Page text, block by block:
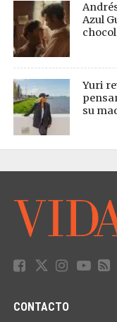
Azul
Yuri
su
CONTACTO